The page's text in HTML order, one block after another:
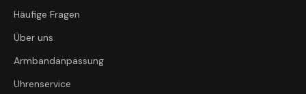
Häufige Fragen
Über uns
Armbandanpassung
Uhrenservice